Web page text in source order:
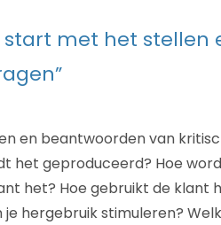
met het stellen
en beantwoorden van
het geproduceerd? Hoe
het? Hoe gebruikt de klant
hergebruik stimuleren?